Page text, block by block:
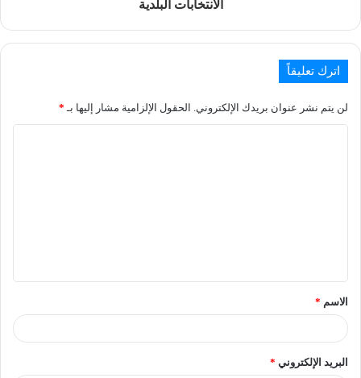
الانتخابات البلدية
اترك تعليقاً
لن يتم نشر عنوان بريدك الإلكتروني. الحقول الإلزامية مشار إليها بـ *
الاسم *
البريد الإلكتروني *